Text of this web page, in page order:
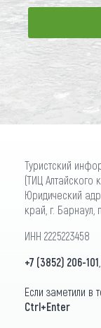
Туристский
(ТИЦ Алтайского
Юридический
край, г.
ИНН 2225223458
+7 (3852) 206-101
Если заметили в
Ctrl+Enter